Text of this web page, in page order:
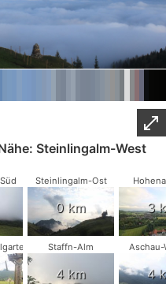
Steinlingalm-West
Steinlingalm-Ost
0 km 3
Staffn-Alm
4 km 4